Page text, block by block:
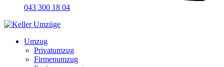
043 300 18 04
Umzug
Privatumzug
Firmenumzug